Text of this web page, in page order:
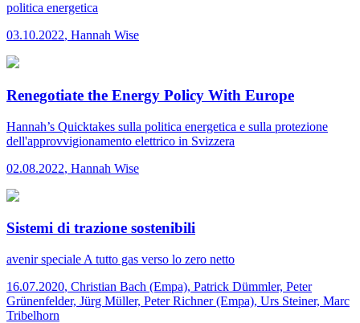
politica energetica
03.10.2022, Hannah Wise
Renegotiate the Energy Policy With Europe
Hannah’s Quicktakes sulla politica energetica e sulla protezione
dell'approvvigionamento elettrico in Svizzera
02.08.2022, Hannah Wise
Sistemi di trazione sostenibili
avenir speciale A tutto gas verso lo zero netto
16.07.2020, Christian Bach (Empa), Patrick Dümmler, Peter
Grünenfelder, Jürg Müller, Peter Richner (Empa), Urs Steiner, Marc
Tribelhorn